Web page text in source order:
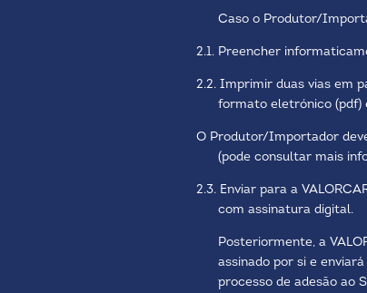
Caso o Produtor/
2.1. Preencher
2.2. Imprimir duas vias em
formato eletrónico (pdf)
O Produtor/Importador
(pode consultar mais
2.3. Enviar para a
com assinatura digital.
Posteriormente, a
assinado por si e
processo de adesão ao